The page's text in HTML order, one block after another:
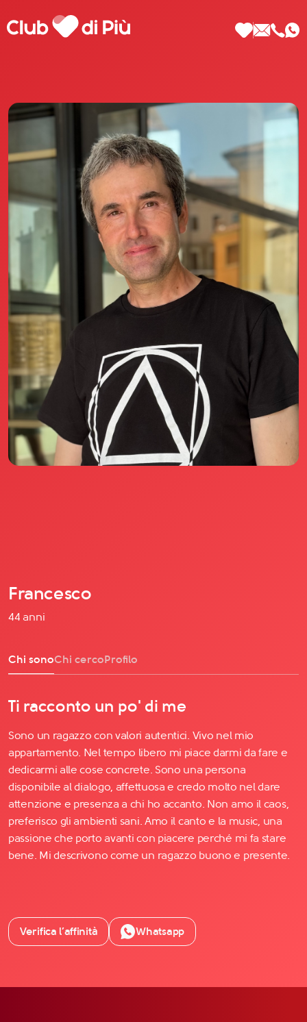
Scopri Club di Più
Le testimonianze Club di Più
La fondatrice Valeria Pilla
Annunci Donne
Agenzia matrimoniale Club di Più
Love Notebook
Il libro Donna di Cuori
Quanto costa Club di Più
Love Academy
Domande Frequenti
Impegno Sociale
Le nostre sedi
Facebook
YouTube
Francesco
44 anni
Chi sonoChi cercoProfilo
Ti racconto un po' di me
Sono un ragazzo con valori autentici. Vivo nel mio
appartamento. Nel tempo libero mi piace darmi da fare e
dedicarmi alle cose concrete. Sono una persona
disponibile al dialogo, affettuosa e credo molto nel dare
attenzione e presenza a chi ho accanto. Non amo il caos,
preferisco gli ambienti sani. Amo il canto e la music, una
passione che porto avanti con piacere perché mi fa stare
bene. Mi descrivono come un ragazzo buono e presente.
Verifica l’affinità Whatsapp